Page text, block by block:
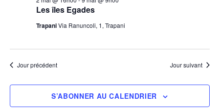
Les îles Egades
TrapaniVia Ranuncoli, 1, Trapani
Jour précédent Jour suivant
S’ABONNER AU CALENDRIER